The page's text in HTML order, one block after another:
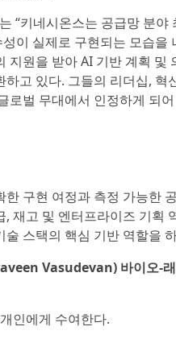
는 “키네시온스는 공급망 분
이 실제로 구현되는 모습을
원을 받아 AI 기반 계획 및
고 있다. 그들의 리더십, 혁
벌 무대에서 인정하게 되
구현 여정과 측정 가능한
재고 및 엔터프라이즈 기획
스택의 핵심 기반 역할을
Vasudevan) 바이오-
인에게 수여한다.